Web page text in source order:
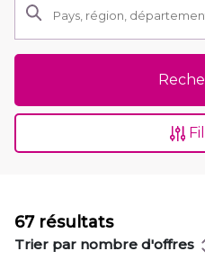
67 résultats
Trier par nombre d'offres